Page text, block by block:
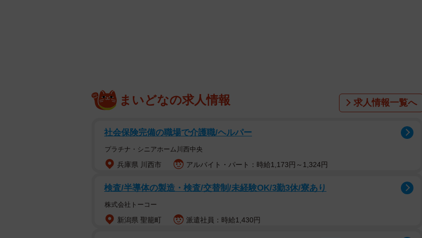
乳洞「秋芳洞」のある秋吉台国定公園内に、日本で３番目のサファリパークとしてオープン
し（ちなみに最初は宮崎県にあった宮崎サファリパーク～１９８６年閉園）、現在は約６０
てきた園のアイドル的存在で、同園生まれの優香ちゃんを含め、９頭が飼育されているそう
です。以下、飼育員の田渕志保さんが教えてくれました。
まいどなの求人情報 求人情報一覧へ
社会保険完備の職場で介護職/ヘルパー
プラチナ・シニアホーム川西中央
兵庫県 川西市 アルバイト・パート：時給1,173円～1,324円
検査/半導体の製造・検査/交替制/未経験OK/3勤3休/寮あり
株式会社トーコー
新潟県 聖籠町 派遣社員：時給1,430円